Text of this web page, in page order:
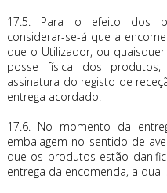
17.5. Para o efeito dos
considerar-se-á que a
que o Utilizador, ou
posse física dos
assinatura do registo de
entrega acordado.
17.6. No momento da
embalagem no sentido de
que os produtos estão
entrega da encomenda, a qual